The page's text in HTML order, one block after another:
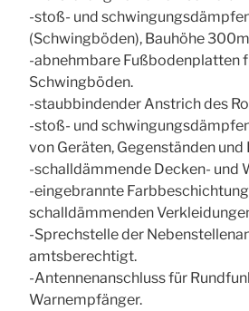
-stoß- und
(Schwingböden), Bauhöhe
-abnehmbare Fußbodenplatten
Schwingböden.
-staubbindender Anstrich des
-stoß- und
von Geräten, Gegenständen und
-schalldämmende Decken- und
-eingebrannte
schalldämmenden
-Sprechstelle der
amtsberechtigt.
-Antennenanschluss für
Warnempfänger.